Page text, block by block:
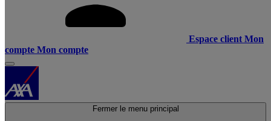
Espace client Mon
compte Mon compte
Fermer le menu principal